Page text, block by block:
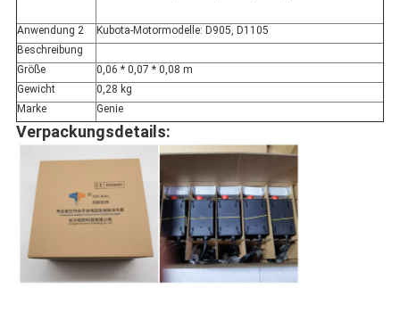
Anwendung 2
Kubota-Motormodelle: D905, D1105
Beschreibung
Größe
0,06 * 0,07 * 0,08 m
Gewicht
0,28 kg
Marke
Genie
Verpackungsdetails: